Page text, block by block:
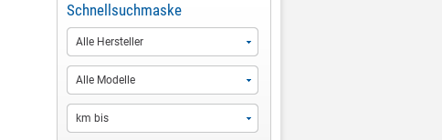
Schnellsuchmaske
Alle Hersteller
Alle Modelle
km bis